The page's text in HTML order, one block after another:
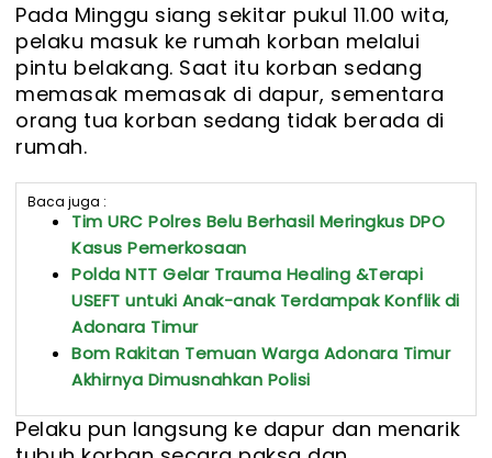
Pada Minggu siang sekitar pukul 11.00 wita,
pelaku masuk ke rumah korban melalui
pintu belakang. Saat itu korban sedang
memasak memasak di dapur, sementara
orang tua korban sedang tidak berada di
rumah.
Baca juga :
Tim URC Polres Belu Berhasil Meringkus DPO
Kasus Pemerkosaan
Polda NTT Gelar Trauma Healing &Terapi
USEFT untuki Anak-anak Terdampak Konflik di
Adonara Timur
Bom Rakitan Temuan Warga Adonara Timur
Akhirnya Dimusnahkan Polisi
Pelaku pun langsung ke dapur dan menarik